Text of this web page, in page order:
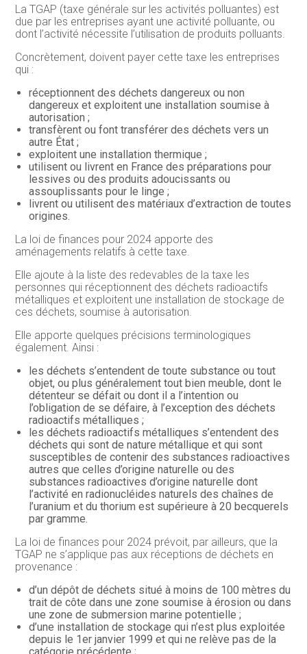
La TGAP (taxe générale sur les activités polluantes) est
due par les entreprises ayant une activité polluante, ou
dont l’activité nécessite l’utilisation de produits polluants.
Concrètement, doivent payer cette taxe les entreprises
qui :
réceptionnent des déchets dangereux ou non
dangereux et exploitent une installation soumise à
autorisation ;
transfèrent ou font transférer des déchets vers un
autre État ;
exploitent une installation thermique ;
utilisent ou livrent en France des préparations pour
lessives ou des produits adoucissants ou
assouplissants pour le linge ;
livrent ou utilisent des matériaux d’extraction de toutes
origines.
La loi de finances pour 2024 apporte des
aménagements relatifs à cette taxe.
Elle ajoute à la liste des redevables de la taxe les
personnes qui réceptionnent des déchets radioactifs
métalliques et exploitent une installation de stockage de
ces déchets, soumise à autorisation.
Elle apporte quelques précisions terminologiques
également. Ainsi :
les déchets s’entendent de toute substance ou tout
objet, ou plus généralement tout bien meuble, dont le
détenteur se défait ou dont il a l’intention ou
l’obligation de se défaire, à l’exception des déchets
radioactifs métalliques ;
les déchets radioactifs métalliques s’entendent des
déchets qui sont de nature métallique et qui sont
susceptibles de contenir des substances radioactives
autres que celles d’origine naturelle ou des
substances radioactives d’origine naturelle dont
l’activité en radionucléides naturels des chaînes de
l’uranium et du thorium est supérieure à 20 becquerels
par gramme.
La loi de finances pour 2024 prévoit, par ailleurs, que la
TGAP ne s’applique pas aux réceptions de déchets en
provenance :
d’un dépôt de déchets situé à moins de 100 mètres du
trait de côte dans une zone soumise à érosion ou dans
une zone de submersion marine potentielle ;
d’une installation de stockage qui n’est plus exploitée
depuis le 1er janvier 1999 et qui ne relève pas de la
catégorie précédente ;